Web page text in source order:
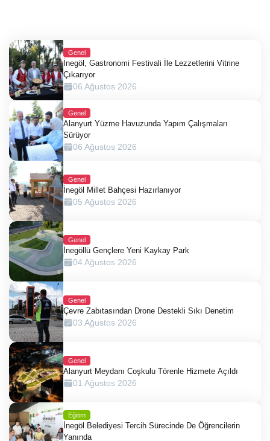
Genel
İnegöl, Gastronomi Festivali İle Lezzetlerini Vitrine
Çıkarıyor
06 Ağustos 2026
Genel
Alanyurt Yüzme Havuzunda Yapım Çalışmaları
Sürüyor
06 Ağustos 2026
Genel
İnegöl Millet Bahçesi Hazırlanıyor
05 Ağustos 2026
Genel
İnegöllü Gençlere Yeni Kaykay Park
04 Ağustos 2026
Genel
Çevre Zabıtasından Drone Destekli Sıkı Denetim
03 Ağustos 2026
Genel
Alanyurt Meydanı Coşkulu Törenle Hizmete Açıldı
01 Ağustos 2026
Eğitim
İnegöl Belediyesi Tercih Sürecinde De Öğrencilerin
Yanında